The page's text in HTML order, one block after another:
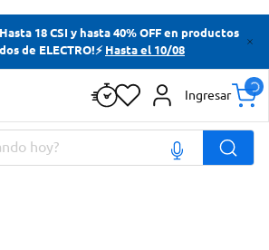
18 CSI y hasta 40% OFF en productos
de ELECTRO!⚡ Hasta el 10/08
Ingresar
buscados
buscados